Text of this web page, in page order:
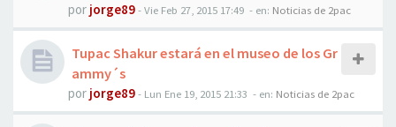
por jorge89-Vie Feb 27, 2015 17:49 - en: Noticias de 2pac
Tupac Shakur estará en el museo de los Gr
ammy´s
por jorge89- Lun Ene 19, 2015 21:33 - en: Noticias de 2pac